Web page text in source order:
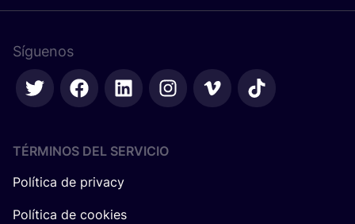
Síguenos
TÉRMINOS DEL SERVICIO
Política de privacy
Política de cookies